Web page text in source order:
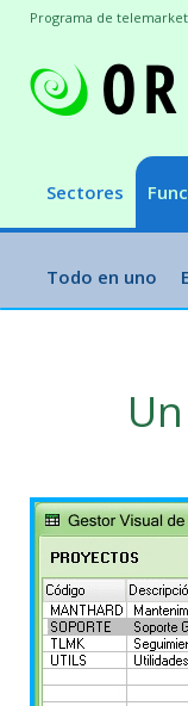
Sectores
Todo en uno
Programa de